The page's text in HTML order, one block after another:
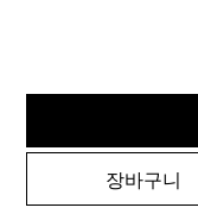
장바구니